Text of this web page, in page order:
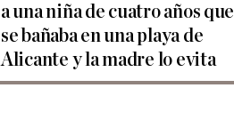
a una niña de cuatro años que
se bañaba en una playa de
Alicante y la madre lo evita